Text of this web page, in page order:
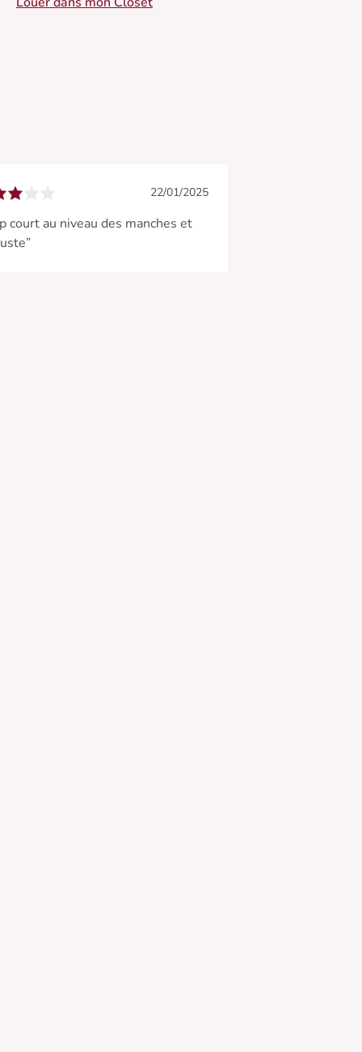
Personnalisez vos préférences pour
22/01/2025
court au niveau des manches et